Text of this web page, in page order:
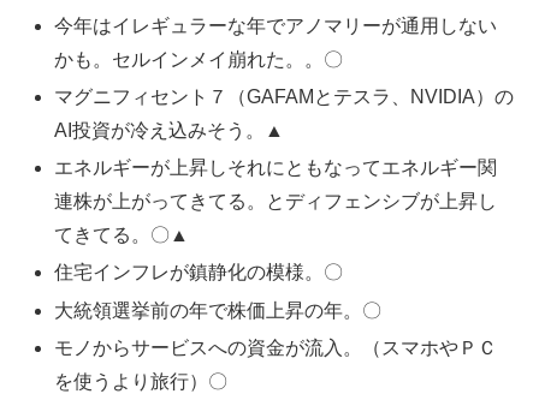
今年はイレギュラーな年でアノマリーが通用しない
かも。セルインメイ崩れた。。〇
マグニフィセント７（GAFAMとテスラ、NVIDIA）の
AI投資が冷え込みそう。▲
エネルギーが上昇しそれにともなってエネルギー関
連株が上がってきてる。とディフェンシブが上昇し
てきてる。〇▲
住宅インフレが鎮静化の模様。〇
大統領選挙前の年で株価上昇の年。〇
モノからサービスへの資金が流入。（スマホやＰＣ
を使うより旅行）〇